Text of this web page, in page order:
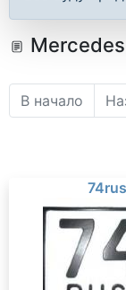
В начало
74rus